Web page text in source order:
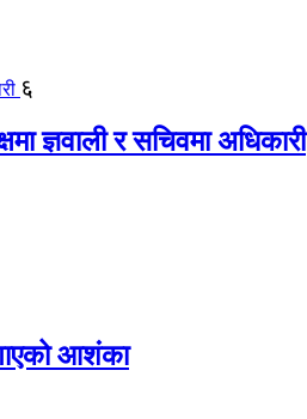
६
ज्ञवाली र सचिवमा अधिकारी
आशंका